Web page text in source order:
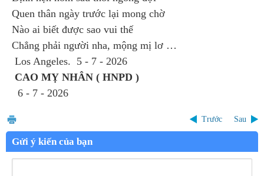
Quen thân ngày trước lại mong chờ
Nào ai biết được sao vui thế
Chẳng phải người nha, mộng mị lơ …
Los Angeles. 5 - 7 - 2026
CAO MỴ NHÂN ( HNPD )
6 - 7 - 2026
Trước Sau
Gửi ý kiến của bạn